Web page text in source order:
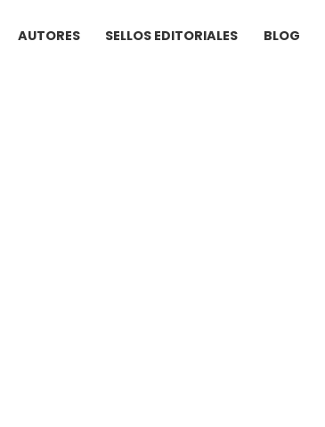
AUTORES SELLOS EDITORIALES BLOG